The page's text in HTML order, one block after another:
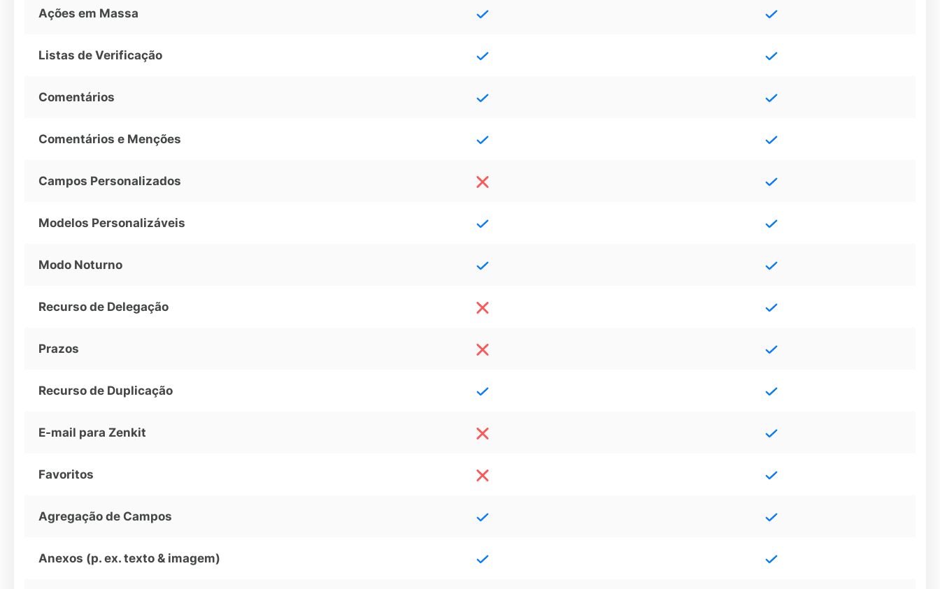
Ações em Massa
Listas de Verificação
Comentários
Comentários e Menções
Campos Personalizados
Modelos Personalizáveis
Modo Noturno
Recurso de Delegação
Prazos
Recurso de Duplicação
E-mail para Zenkit
Favoritos
Agregação de Campos
Anexos (p. ex. texto & imagem)